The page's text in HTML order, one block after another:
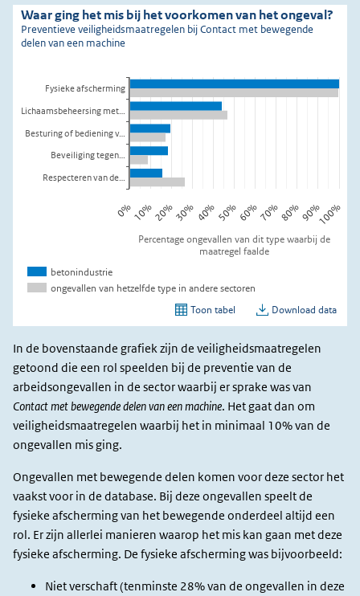
In de bovenstaande grafiek zijn de veiligheidsmaatregelen
getoond die een rol speelden bij de preventie van de
arbeidsongevallen in de sector waarbij er sprake was van
Contact met bewegende delen van een machine. Het gaat dan om
veiligheidsmaatregelen waarbij het in minimaal 10% van de
ongevallen mis ging.
Ongevallen met bewegende delen komen voor deze sector het
vaakst voor in de database. Bij deze ongevallen speelt de
fysieke afscherming van het bewegende onderdeel altijd een
rol. Er zijn allerlei manieren waarop het mis kan gaan met deze
fysieke afscherming. De fysieke afscherming was bijvoorbeeld:
Niet verschaft (tenminste 28% van de ongevallen in deze